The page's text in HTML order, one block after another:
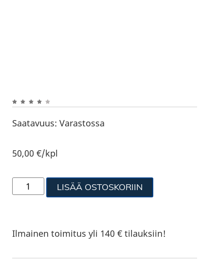
Saatavuus: Varastossa
50,00€/kpl
LISÄÄ OSTOSKORIIN
Ilmainen toimitus yli 140 € tilauksiin!